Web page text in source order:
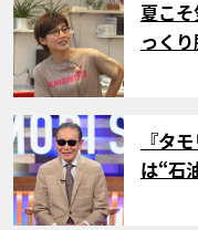
夏こ
っく
サムネイル
『タ
は“石